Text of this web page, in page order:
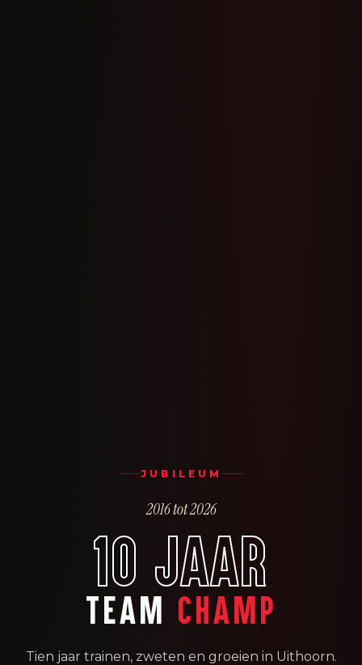
JUBILEUM
2016 tot 2026
10 JAAR
TEAM CHAMP
Tien jaar trainen, zweten en groeien in Uithoorn.